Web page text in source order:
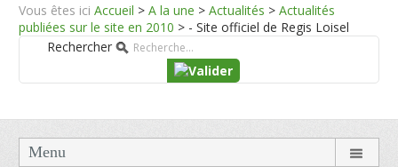
Vous êtes ici Accueil > A la une > Actualités > Actualités
publiées sur le site en 2010 > - Site officiel de Regis Loisel
Rechercher
Menu